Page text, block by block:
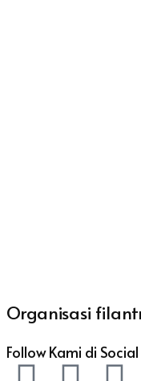
Organisasi
Follow Kami di